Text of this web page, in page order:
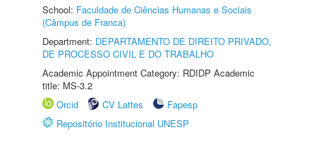
School: Faculdade de Ciências Humanas e Sociais
(Câmpus de Franca)
Department: DEPARTAMENTO DE DIREITO PRIVADO,
DE PROCESSO CIVIL E DO TRABALHO
Academic Appointment Category: RDIDP Academic
title: MS-3.2
Orcid
CV Lattes
Fapesp
Repositório Institucional UNESP